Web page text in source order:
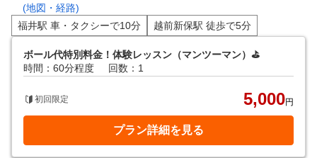
(地図・経路)
福井駅 車・タクシーで10分
越前新保駅 徒歩で5分
ボール代特別料金！体験レッスン（マンツーマン）⛳️
時間：60分程度
回数：1
初回限定 5,000円
プラン詳細を見る